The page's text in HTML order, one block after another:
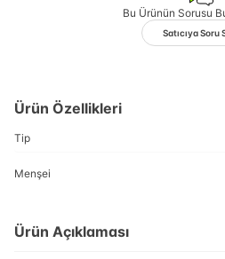
Bu Ürünün Sorusu
Satıcıya Soru
Ürün Özellikleri
Tip
Menşei
Ürün Açıklaması